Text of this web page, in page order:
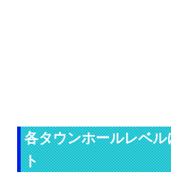
各タウンホールレベ
ト